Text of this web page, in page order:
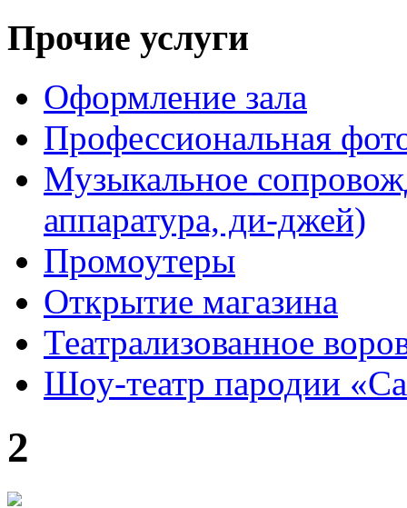
Прочие услуги
Оформление зала
Профессиональная
Музыкальное
аппаратура, ди-джей)
Промоутеры
Открытие магазина
Театрализованное
Шоу-театр пародии
2